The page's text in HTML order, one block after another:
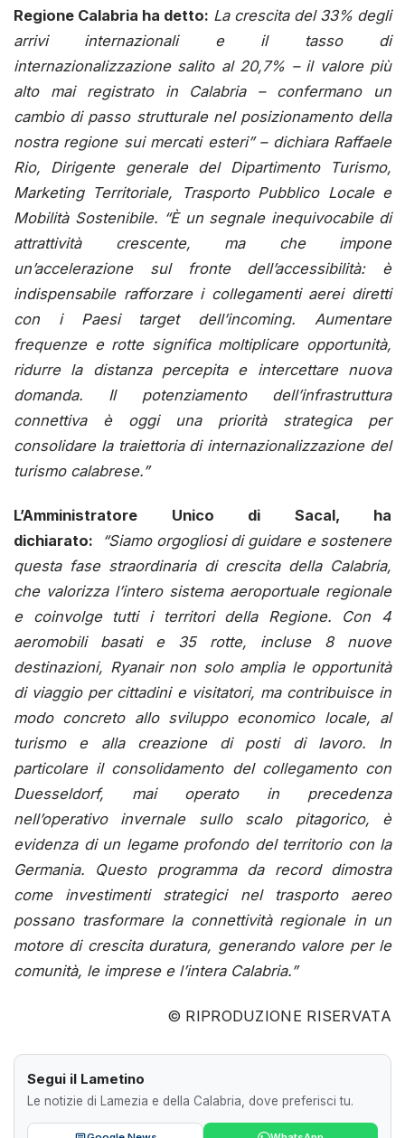
Regione Calabria ha detto: La crescita del 33% degli
arrivi internazionali e il tasso di
internazionalizzazione salito al 20,7% – il valore più
alto mai registrato in Calabria – confermano un
cambio di passo strutturale nel posizionamento della
nostra regione sui mercati esteri” – dichiara Raffaele
Rio, Dirigente generale del Dipartimento Turismo,
Marketing Territoriale, Trasporto Pubblico Locale e
Mobilità Sostenibile. “È un segnale inequivocabile di
attrattività crescente, ma che impone
un’accelerazione sul fronte dell’accessibilità: è
indispensabile rafforzare i collegamenti aerei diretti
con i Paesi target dell’incoming. Aumentare
frequenze e rotte significa moltiplicare opportunità,
ridurre la distanza percepita e intercettare nuova
domanda. Il potenziamento dell’infrastruttura
connettiva è oggi una priorità strategica per
consolidare la traiettoria di internazionalizzazione del
turismo calabrese.”
L’Amministratore Unico di Sacal, ha
dichiarato:
“Siamo orgogliosi di guidare e sostenere
questa fase straordinaria di crescita della Calabria,
che valorizza l’intero sistema aeroportuale regionale
e coinvolge tutti i territori della Regione. Con 4
aeromobili basati e 35 rotte, incluse 8 nuove
destinazioni, Ryanair non solo amplia le opportunità
di viaggio per cittadini e visitatori, ma contribuisce in
modo concreto allo sviluppo economico locale, al
turismo e alla creazione di posti di lavoro. In
particolare il consolidamento del collegamento con
Duesseldorf, mai operato in precedenza
nell’operativo invernale sullo scalo pitagorico, è
evidenza di un legame profondo del territorio con la
Germania. Questo programma da record dimostra
come investimenti strategici nel trasporto aereo
possano trasformare la connettività regionale in un
motore di crescita duratura, generando valore per le
comunità, le imprese e l’intera Calabria.”
© RIPRODUZIONE RISERVATA
Segui il Lametino
Le notizie di Lamezia e della Calabria, dove preferisci tu.